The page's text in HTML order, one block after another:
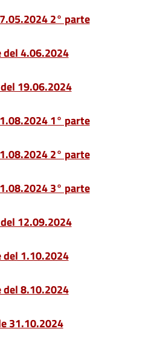
2° parte
del 4.06.2024
19.06.2024
1° parte
2° parte
3° parte
12.09.2024
del 1.10.2024
del 8.10.2024
31.10.2024